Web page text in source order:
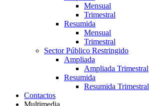
Mensual
Trimestral
Resumida
Mensual
Trimestral
Sector Público Restringido
Ampliada
Ampliada Trimestral
Resumida
Resumida Trimestral
Contactos
Multimedia